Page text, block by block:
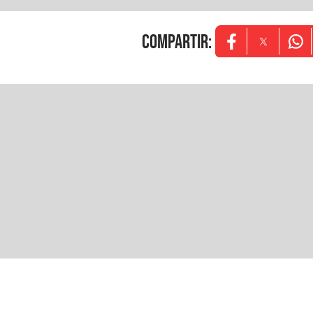
COMPARTIR: Opens in new
Opens in